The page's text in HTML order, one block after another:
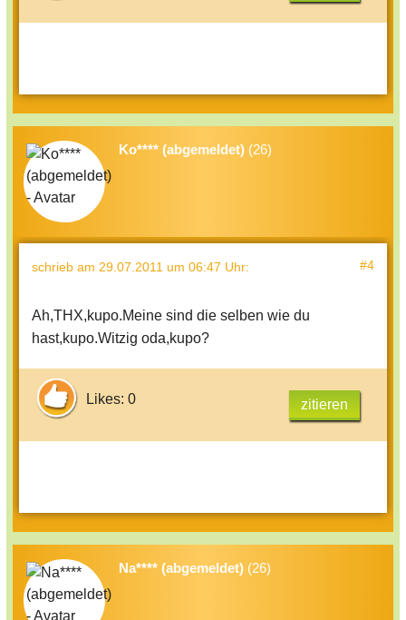
Ko**** (abgemeldet) (26)
schrieb am 29.07.2011 um 06:47 Uhr: #4
Ah,THX,kupo.Meine sind die selben wie du
hast,kupo.Witzig oda,kupo?
Likes: 0 zitieren
Na**** (abgemeldet) (26)